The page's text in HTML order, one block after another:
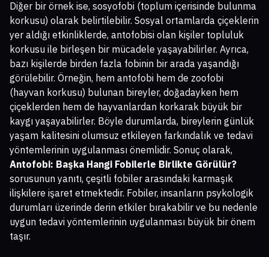
Diğer bir örnek ise, sosyofobi (toplum içerisinde bulunma
korkusu) olarak belirtilebilir. Sosyal ortamlarda çiçeklerin
yer aldığı etkinliklerde, antofobisi olan kişiler topluluk
korkusu ile birleşen bir mücadele yaşayabilirler. Ayrıca,
bazı kişilerde birden fazla fobinin bir arada yaşandığı
görülebilir. Örneğin, hem antofobi hem de zoofobi
(hayvan korkusu) bulunan bireyler, doğadayken hem
çiçeklerden hem de hayvanlardan korkarak büyük bir
kaygı yaşayabilirler. Böyle durumlarda, bireylerin günlük
yaşam kalitesini olumsuz etkileyen farkındalık ve tedavi
yöntemlerinin uygulanması önemlidir. Sonuç olarak,
Antofobi: Başka Hangi Fobilerle Birlikte Görülür?
sorusunun yanıtı, çeşitli fobiler arasındaki karmaşık
ilişkilere işaret etmektedir. Fobiler, insanların psykologik
durumları üzerinde derin etkiler bırakabilir ve bu nedenle
uygun tedavi yöntemlerinin uygulanması büyük bir önem
taşır.